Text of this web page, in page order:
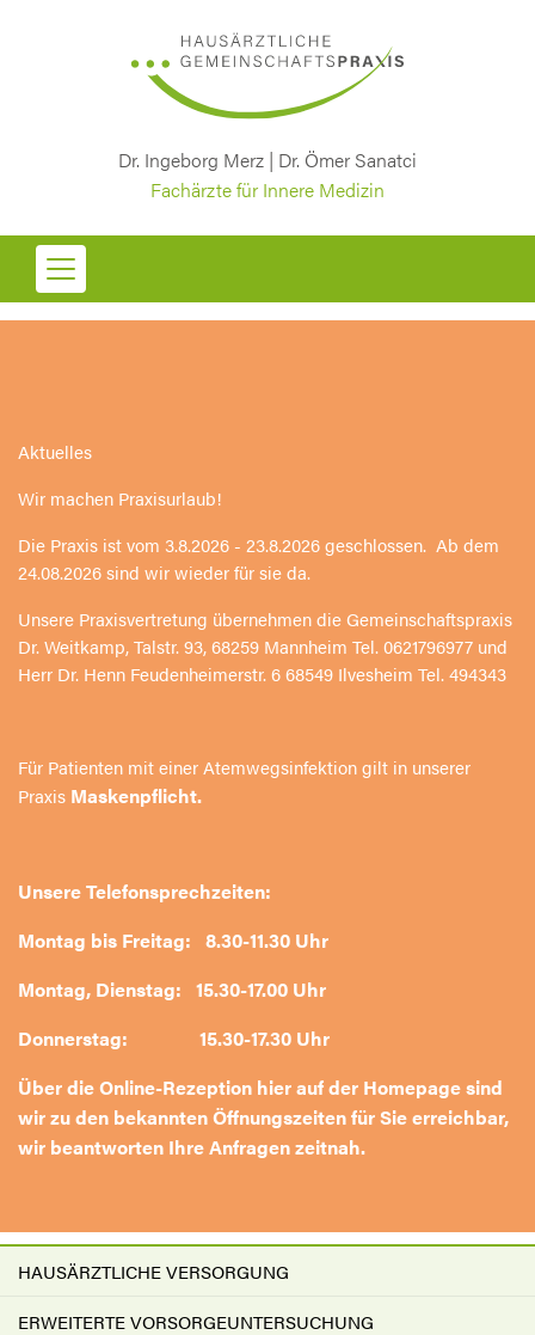
Dr. Ingeborg Merz | Dr. Ömer Sanatci
Fachärzte für Innere Medizin
Aktuelles
Wir machen Praxisurlaub!
Die Praxis ist vom 3.8.2026 - 23.8.2026 geschlossen. Ab dem
24.08.2026 sind wir wieder für sie da.
Unsere Praxisvertretung übernehmen die Gemeinschaftspraxis
Dr. Weitkamp, Talstr. 93, 68259 Mannheim Tel. 0621796977 und
Herr Dr. Henn Feudenheimerstr. 6 68549 Ilvesheim Tel. 494343
Für Patienten mit einer Atemwegsinfektion gilt in unserer
Praxis Maskenpflicht.
Unsere Telefonsprechzeiten:
Montag bis Freitag: 8.30-11.30 Uhr
Montag, Dienstag: 15.30-17.00 Uhr
Donnerstag: 15.30-17.30 Uhr
Über die Online-Rezeption hier auf der Homepage sind
wir zu den bekannten Öffnungszeiten für Sie erreichbar,
wir beantworten Ihre Anfragen zeitnah.
HAUSÄRZTLICHE VERSORGUNG
ERWEITERTE VORSORGEUNTERSUCHUNG